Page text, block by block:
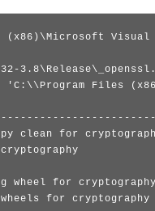
(x86)\Microsoft Visual
'C:\\Program Files
clean for
wheel for cryptography
for